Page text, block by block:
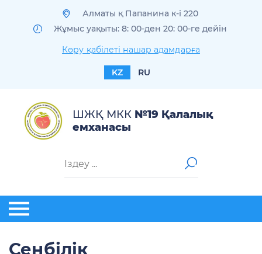
Алматы қ Папанина к-і 220
Жұмыс уақыты: 8: 00-ден 20: 00-ге дейін
Көру қабілеті нашар адамдарға
KZ RU
ШЖҚ МКК №19 Қалалық
емханасы
Сенбілік